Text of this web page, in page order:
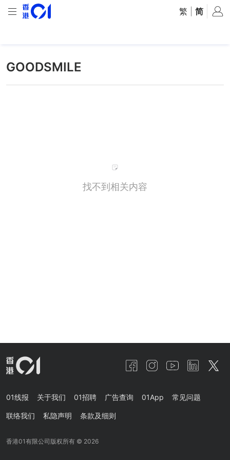
繁 简
GOODSMILE
找不到相关内容
01线报 关于我们 01招聘 广告查询 01App 常见问题
联络我们 私隐声明 条款及细则
香港01有限公司版权所有 © 2026